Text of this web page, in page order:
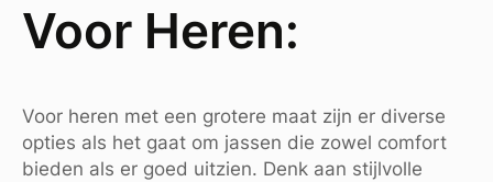
Voor Heren:
Voor heren met een grotere maat zijn er diverse
opties als het gaat om jassen die zowel comfort
bieden als er goed uitzien. Denk aan stijlvolle